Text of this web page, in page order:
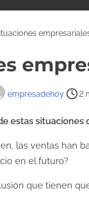
empresadehoy 2
estas situaciones
las ventas han
en el futuro?
que tienen